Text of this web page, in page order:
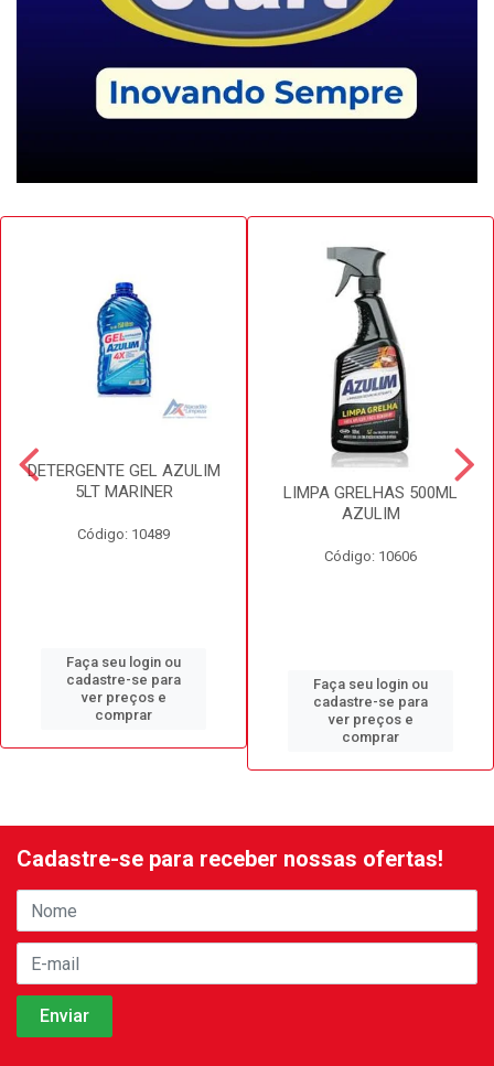
DETERGENTE GEL AZULIM
5LT MARINER
Código: 10489
Faça seu login ou
cadastre-se para
ver preços e
comprar
LIMPA GRELHAS 500ML
AZULIM
Código: 10606
Faça seu login ou
cadastre-se para
ver preços e
comprar
Cadastre-se para receber nossas ofertas!